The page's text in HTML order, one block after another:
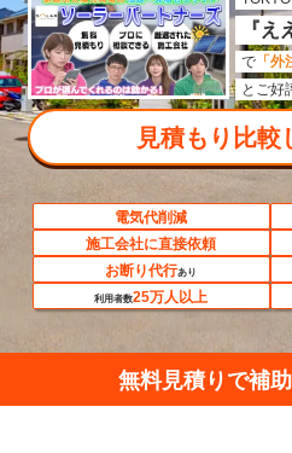
『え
で 「
とご好
見積もり比較
電気代削減
施工会社に直接依頼
お断り代行あり
利用者数25万人以上
無料見積りで補